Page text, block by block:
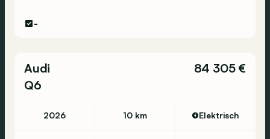
-
Audi
Q6
84 305 €
2026 10 km Elektrisch